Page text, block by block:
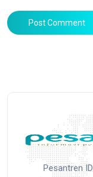
Post Comment
Pesantren